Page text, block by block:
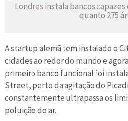
Londres instala bancos
quanto 275
A startup alemã tem instalado o
cidades ao redor do mundo e
primeiro banco funcional foi
Street, perto da agitação do
constantemente ultrapassa os
poluição do ar.